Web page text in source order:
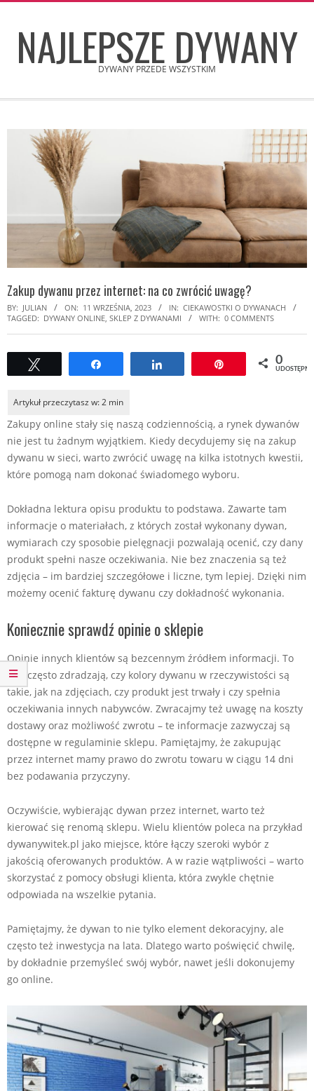
contentNAJLEPSZE DYWANY
DYWANY PRZEDE WSZYSTKIM
Zakup dywanu przez internet: na co zwrócić uwagę?
BY: JULIAN ON: 11 WRZEŚNIA, 2023 IN: CIEKAWOSTKI O DYWANACH
TAGGED: DYWANY ONLINE SKLEP Z DYWANAMI WITH: 0 COMMENTS
Udostępnij Udostępnij Przypnij 0
Zakupy online stały się naszą codziennością, a rynek dywanów
nie jest tu żadnym wyjątkiem. Kiedy decydujemy się na zakup
dywanu w sieci, warto zwrócić uwagę na kilka istotnych kwestii,
które pomogą nam dokonać świadomego wyboru.
Dokładna lektura opisu produktu to podstawa. Zawarte tam
informacje o materiałach, z których został wykonany dywan,
wymiarach czy sposobie pielęgnacji pozwalają ocenić, czy dany
produkt spełni nasze oczekiwania. Nie bez znaczenia są też
zdjęcia – im bardziej szczegółowe i liczne, tym lepiej. Dzięki nim
możemy ocenić fakturę dywanu czy dokładność wykonania.
Koniecznie sprawdź opinie o sklepie
Opinie innych klientów są bezcennym źródłem informacji. To
one często zdradzają, czy kolory dywanu w rzeczywistości są
takie, jak na zdjęciach, czy produkt jest trwały i czy spełnia
oczekiwania innych nabywców. Zwracajmy też uwagę na koszty
dostawy oraz możliwość zwrotu – te informacje zazwyczaj są
dostępne w regulaminie sklepu. Pamiętajmy, że zakupując
przez internet mamy prawo do zwrotu towaru w ciągu 14 dni
bez podawania przyczyny.
Oczywiście, wybierając dywan przez internet, warto też
kierować się renomą sklepu. Wielu klientów poleca na przykład
dywanywitek.pl jako miejsce, które łączy szeroki wybór z
jakością oferowanych produktów. A w razie wątpliwości – warto
skorzystać z pomocy obsługi klienta, która zwykle chętnie
odpowiada na wszelkie pytania.
Pamiętajmy, że dywan to nie tylko element dekoracyjny, ale
często też inwestycja na lata. Dlatego warto poświęcić chwilę,
by dokładnie przemyśleć swój wybór, nawet jeśli dokonujemy
go online.